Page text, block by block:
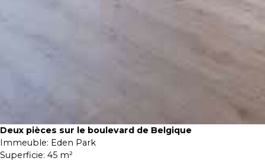
Deux pièces sur le boulevard de Belgique
Immeuble: Eden Park
Superficie: 45 m²